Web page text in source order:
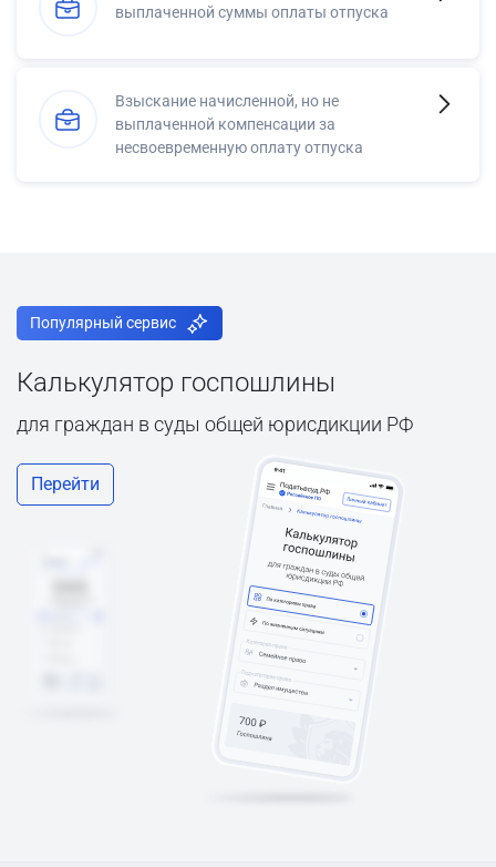
выплаченной суммы оплаты отпуска
Взыскание начисленной, но не
выплаченной компенсации за
несвоевременную оплату отпуска
Популярный сервис
Калькулятор госпошлины
для граждан в суды общей юрисдикции РФ
Перейти